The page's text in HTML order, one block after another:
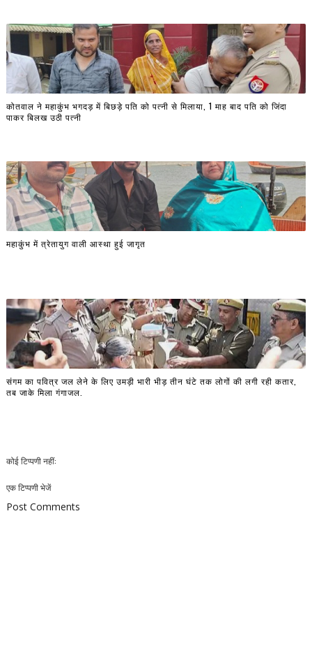
कोतवाल ने महाकुंभ भगदड़ में बिछड़े पति को पत्नी से मिलाया, 1 माह बाद पति को जिंदा
पाकर बिलख उठी पत्नी
महाकुंभ में त्रेतायुग वाली आस्था हुई जागृत
संगम का पवित्र जल लेने के लिए उमड़ी भारी भीड़ तीन घंटे तक लोगों की लगी रही कतार,
तब जाके मिला गंगाजल.
कोई टिप्पणी नहीं:
एक टिप्पणी भेजें
Post Comments